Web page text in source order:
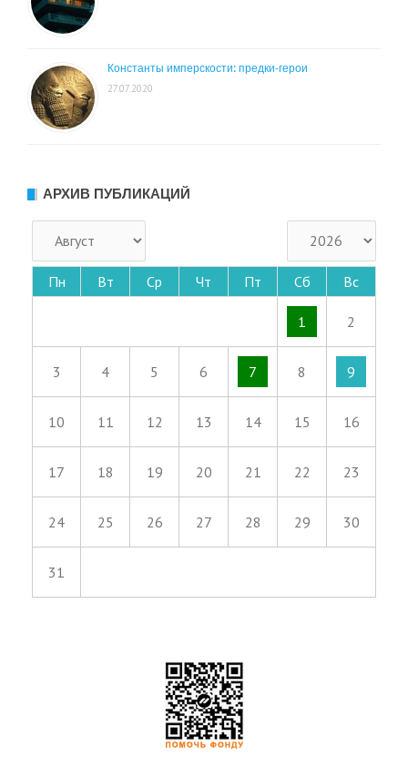
Константы имперскости: предки-герои
27.07.2020
АРХИВ ПУБЛИКАЦИЙ
Пн Вт Ср Чт Пт Сб Вс
1 2
3 4 5 6 7 8 9
10 11 12 13 14 15 16
17 18 19 20 21 22 23
24 25 26 27 28 29 30
31